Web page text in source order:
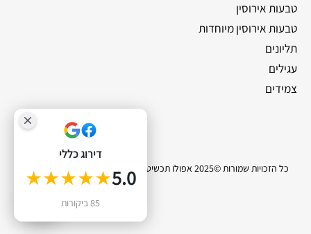
טבעות אירוסין
טבעות אירוסין מיוחדות
תליונים
עגילים
צמידים
כל הזכויות שמורות ©2025 אפולו תכשיטי יהלומים | סייטלינקס קידום אתרים
דירוג כללי
5.0
★★★★★
85 ביקורות